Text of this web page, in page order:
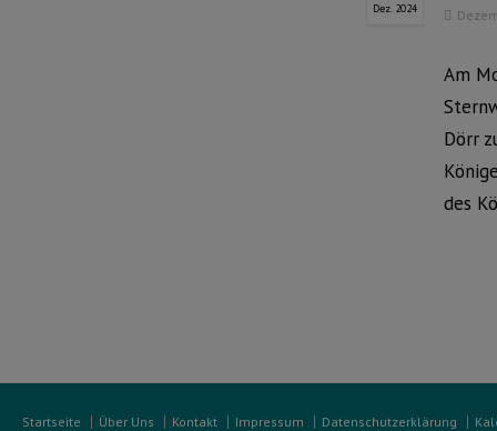
Dez. 2024
Am
Dörr
des
Startseite Über Uns Kontakt Impressum Datenschutzerklärung